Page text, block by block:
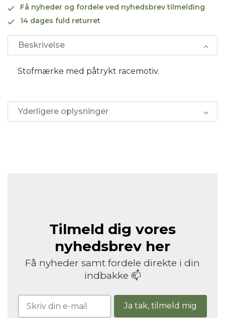
Få nyheder og fordele ved nyhedsbrev tilmelding
14 dages fuld returret
Beskrivelse
Stofmærke med påtrykt racemotiv.
Yderligere oplysninger
Tilmeld dig vores
nyhedsbrev her
Få nyheder samt fordele direkte i din
indbakke 📫
Ja tak, tilmeld mig